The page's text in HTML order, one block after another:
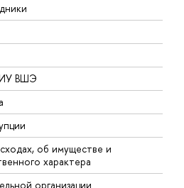
ВШЭ
об имуществе и
характера
организации